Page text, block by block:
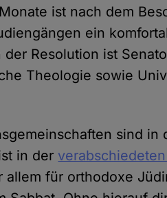
ist nach dem
ein
Resolution ist
Theologie sowie
sind in
in der
für orthodoxe